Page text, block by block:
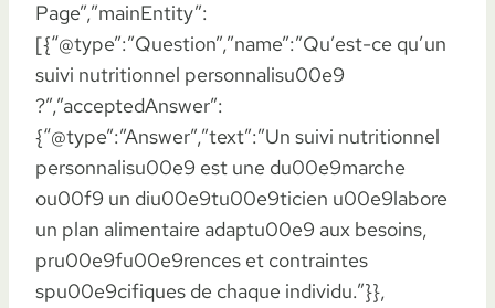
Page”,”mainEntity”:
[{“@type”:”Question”,”name”:”Qu’est-ce qu’un
suivi nutritionnel personnalisu00e9
?”,”acceptedAnswer”:
{“@type”:”Answer”,”text”:”Un suivi nutritionnel
personnalisu00e9 est une du00e9marche
ou00f9 un diu00e9tu00e9ticien u00e9labore
un plan alimentaire adaptu00e9 aux besoins,
pru00e9fu00e9rences et contraintes
spu00e9cifiques de chaque individu.”}},